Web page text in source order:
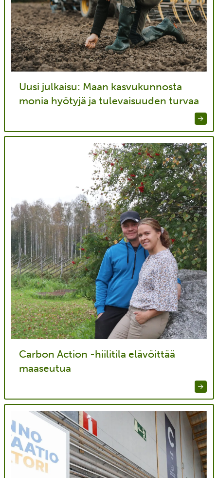
Uusi julkaisu: Maan kasvukunnosta
monia hyötyjä ja tulevaisuuden turvaa
Carbon Action -hiilitila elävöittää
maaseutua